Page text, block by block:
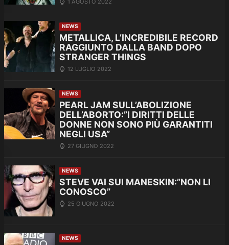
NEWS
METALLICA, L’INCREDIBILE RECORD
RAGGIUNTO DALLA BAND DOPO
STRANGER THINGS
12 LUGLIO 2022
NEWS
PEARL JAM SULL’ABOLIZIONE
DELL’ABORTO:”I DIRITTI DELLE
DONNE NON SONO PIÙ GARANTITI
NEGLI USA”
27 GIUGNO 2022
NEWS
STEVE VAI SUI MANESKIN:”NON LI
CONOSCO”
25 GIUGNO 2022
NEWS